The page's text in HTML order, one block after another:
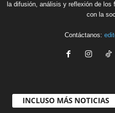
la difusión, análisis y reflexión de
con la
Contáctanos:
INCLUSO MÁS NOTICIAS